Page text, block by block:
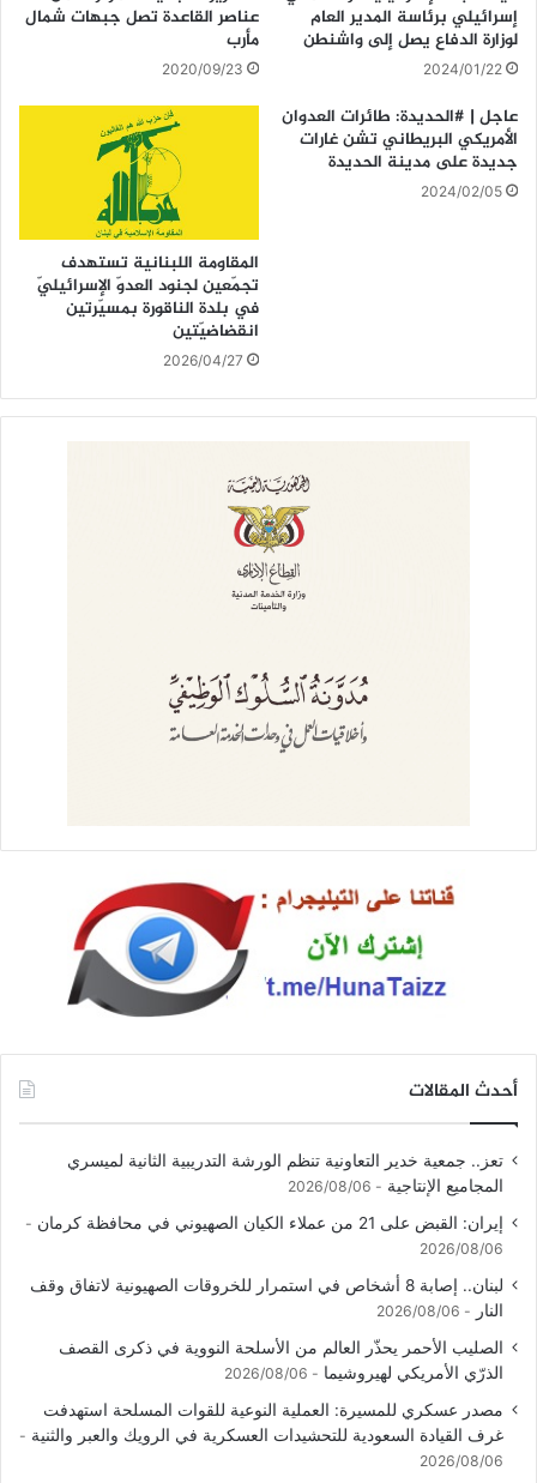
إسرائيلي برئاسة المدير العام
لوزارة الدفاع يصل إلى واشنطن
2024/01/22
عناصر القاعدة تصل جبهات شمال
مأرب
2020/09/23
عاجل | #الحديدة: طائرات العدوان
الأمريكي البريطاني تشن غارات
جديدة على مدينة الحديدة
2024/02/05
المقاومة اللبنانية تستهدف
تجمّعين لجنود العدوّ الإسرائيليّ
في بلدة الناقورة بمسيّرتين
انقضاضيّتين
2026/04/27
أحدث المقالات
تعز.. جمعية خدير التعاونية تنظم الورشة التدريبية الثانية لميسري
المجاميع الإنتاجية
2026/08/06
إيران: القبض على 21 من عملاء الكيان الصهيوني في محافظة كرمان
2026/08/06
لبنان.. إصابة 8 أشخاص في استمرار للخروقات الصهيونية لاتفاق وقف
النار
2026/08/06
الصليب الأحمر يحذّر العالم من الأسلحة النووية في ذكرى القصف
الذرّي الأمريكي لهيروشيما
2026/08/06
مصدر عسكري للمسيرة: العملية النوعية للقوات المسلحة استهدفت
غرف القيادة السعودية للتحشيدات العسكرية في الرويك والعبر والثنية
2026/08/06